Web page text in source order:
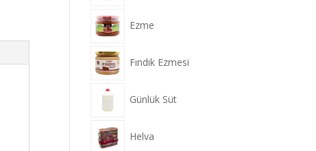
Ezme
Fındık Ezmesi
Günlük Süt
Helva